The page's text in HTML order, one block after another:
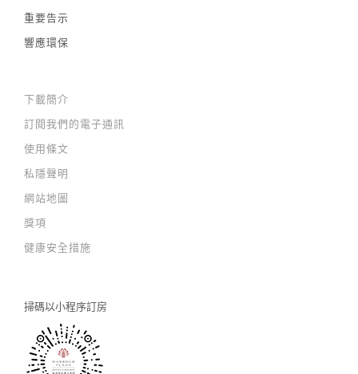
重要告示
響應環保
下載簡介
訂閱我們的電子通訊
使用條文
私隱聲明
網站地圖
獎項
健康安全措施
掃碼以小程序訂房